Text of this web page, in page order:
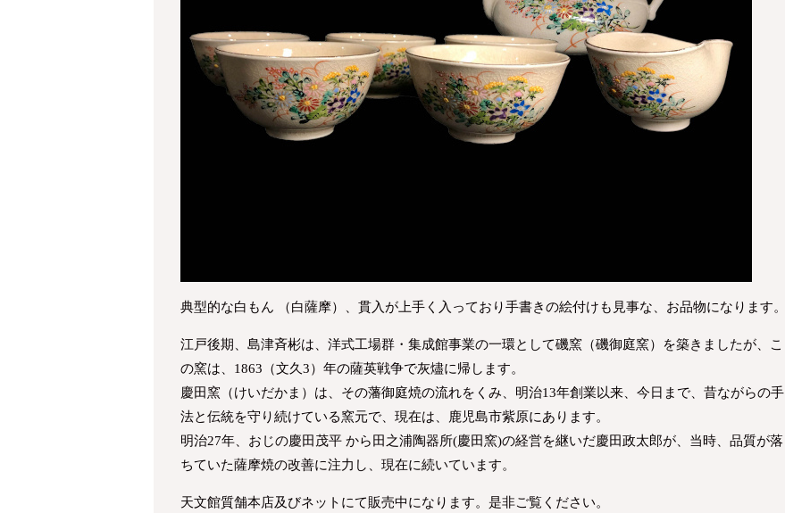
典型的な白もん （白薩摩）、貫入が上手く入っており手書きの絵付けも見事な、お品物になります。
江戸後期、島津斉彬は、洋式工場群・集成館事業の一環として磯窯（磯御庭窯）を築きましたが、こ
の窯は、1863（文久3）年の薩英戦争で灰燼に帰します。
慶田窯（けいだかま）は、その藩御庭焼の流れをくみ、明治13年創業以来、今日まで、昔ながらの手
法と伝統を守り続けている窯元で、現在は、鹿児島市紫原にあります。
明治27年、おじの慶田茂平 から田之浦陶器所(慶田窯)の経営を継いだ慶田政太郎が、当時、品質が落
ちていた薩摩焼の改善に注力し、現在に続いています。
天文館質舗本店及びネットにて販売中になります。是非ご覧ください。